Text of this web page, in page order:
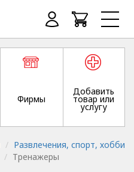
Фирмы
Добавить
товар или
услугу
Развлечения, спорт, хобби
Тренажеры